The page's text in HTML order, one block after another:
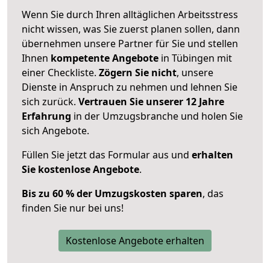
Wenn Sie durch Ihren alltäglichen Arbeitsstress
nicht wissen, was Sie zuerst planen sollen, dann
übernehmen unsere Partner für Sie und stellen
Ihnen kompetente Angebote in Tübingen mit
einer Checkliste. Zögern Sie nicht, unsere
Dienste in Anspruch zu nehmen und lehnen Sie
sich zurück. Vertrauen Sie unserer 12 Jahre
Erfahrung in der Umzugsbranche und holen Sie
sich Angebote.
Füllen Sie jetzt das Formular aus und erhalten
Sie kostenlose Angebote.
Bis zu 60 % der Umzugskosten sparen, das
finden Sie nur bei uns!
Kostenlose Angebote erhalten